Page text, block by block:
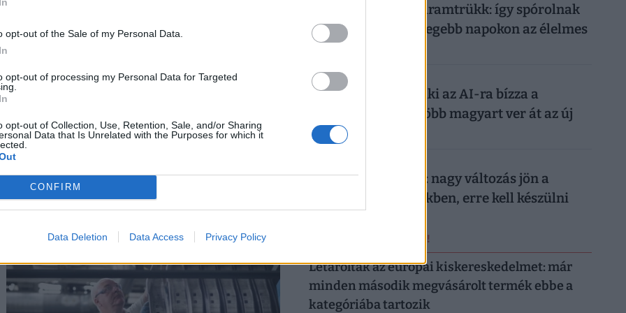
opt-out of the Sale of my Personal Data.
opt-out of processing my Personal Data for Targeted
opt-out of Collection, Use, Retention, Sale, and/or Sharing
Data that Is Unrelated with the Purposes for which it
CONFIRM
Data Deletion Data Access Privacy Policy
Így mehetsz hónapokra is szabadságra
munkahelyi fogás ütötte fel a fejét
Magyarországon
Egy jól időzített és megtervezett karrierszünet
nemcsak a vezetőt, hanem a vállalkozást is új pályára
állíthatja.
Működik a legális áramtrükk: így spórolnak
tízezreket a legmelegebb napokon az élelmes
2026. augusztus 7.
Nagyon ráfázhat, aki az AI-ra bízza a
nyaralását: egyre több magyart ver át az új
digitális trend
Döntött a kormány: nagy változás jön a
háziorvosi rendelőkben, erre kell készülni
ERRŐL NE MARADJ LE!
Letarolták az európai kiskereskedelmet: már
minden második megvásárolt termék ebbe a
kategóriába tartozik